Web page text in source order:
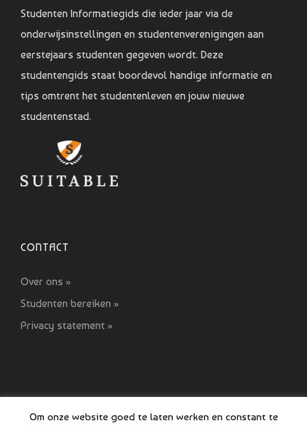
Studenten Informatiegids die ieder jaar via de
onderwijsinstellingen en studentenverenigingen aan
eerstejaars studenten gegeven wordt. Deze
studentengids staat boordevol handige informatie en
tips omtrent het studentenleven en jouw nieuwe
studentenstad.
CONTACT
Over ons »
Studenten bereiken »
Privacy statement »
Om onze website goed te laten werken en constant te